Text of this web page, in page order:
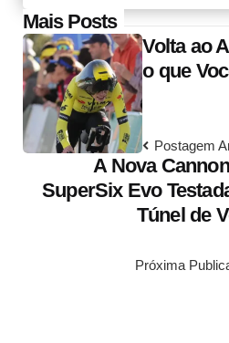
Mais Posts
Post
navigationVolta ao
o que
Postagem
A Nova
SuperSix Evo
Túnel de
Próxima